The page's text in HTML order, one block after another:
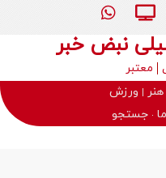
نبض خبر
معتبر
ورزش
جستجو